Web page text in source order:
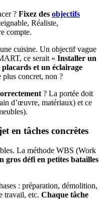
? Fixez des objectifs
Réaliste,
compte.
cuisine. Un objectif vague
ce serait « Installer un
et un éclairage
plus concret, non ?
? La portée doit
d’œuvre, matériaux) et ce
en tâches concrètes
La méthode WBS (Work
gros défi en petites batailles
: préparation, démolition,
travail, etc. Chaque tâche